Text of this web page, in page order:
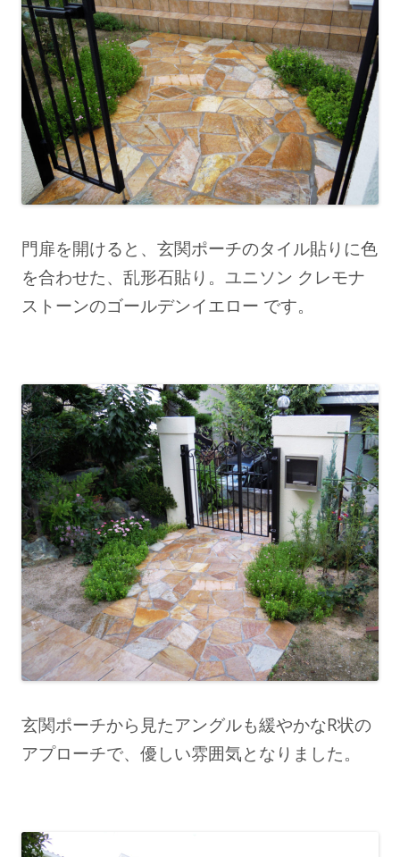
門扉を開けると、玄関ポーチのタイル貼りに色
を合わせた、乱形石貼り。 ユニソン クレモナ
ストーンのゴールデンイエロー です。
玄関ポーチから見たアングルも緩やかなR状の
アプローチで、 優しい雰囲気となりました。